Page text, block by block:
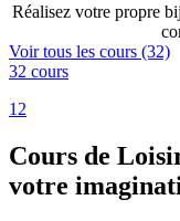
Réalisez votre propre
Voir tous les cours (32)
32 cours
1 2
Cours de
votre